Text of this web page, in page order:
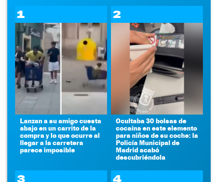
1
Lanzan a su amigo cuesta
abajo en un carrito de la
compra y lo que ocurre al
llegar a la carretera
parece imposible
2
Ocultaba 30 bolsas de
cocaína en este elemento
para niños de su coche: la
Policía Municipal de
Madrid acabó
descubriéndola
3 4